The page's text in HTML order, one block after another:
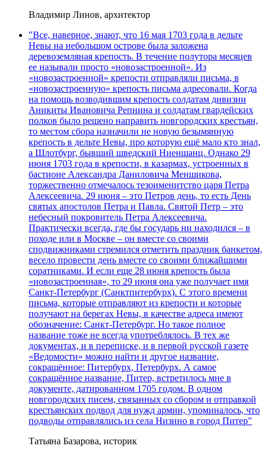
Владимир Линов, архитектор
"Все, наверное, знают, что 16 мая 1703 года в дельте
Невы на небольшом острове была заложена
деревоземляная крепость. В течение полутора месяцев
ее называли просто «новозастроенной». Из
«новозастроенной» крепости отправляли письма, в
«новозастроенную» крепость письма адресовали. Когда
на помощь возводившим крепость солдатам дивизии
Аникиты Ивановича Репнина и солдатам гвардейских
полков было решено направить новгородских крестьян,
то местом сбора назначили не новую безымянную
крепость в дельте Невы, про которую ещё мало кто знал,
а Шлотбург, бывший шведский Ниеншанц. Однако 29
июня 1703 года в крепости, в казармах, устроенных в
бастионе Александра Даниловича Меншикова,
торжественно отмечалось тезоименитство царя Петра
Алексеевича. 29 июня – это Петров день, то есть День
святых апостолов Петра и Павла. Святой Петр – это
небесный покровитель Петра Алексеевича.
Практически всегда, где бы государь ни находился – в
походе или в Москве – он вместе со своими
сподвижниками стремился отметить праздник банкетом,
весело провести день вместе со своими ближайшими
соратниками. И если еще 28 июня крепость была
«новозастроенная», то 29 июня она уже получает имя
Санкт-Петербург (Санктпитербурх). С этого времени
письма, которые отправляют из крепости и которые
получают на берегах Невы, в качестве адреса имеют
обозначение: Санкт-Петербург. Но такое полное
название тоже не всегда употреблялось. В тех же
документах, и в переписке, и в первой русской газете
«Ведомости» можно найти и другое название,
сокращённое: Питербурх, Петербурх. А самое
сокращённое название, Питер, встретилось мне в
документе, датированном 1705 годом. В одном
новгородских писем, связанных со сбором и отправкой
крестьянских подвод для нужд армии, упоминалось, что
подводы отправлялись из села Низино в город Питер"
Татьяна Базарова, историк